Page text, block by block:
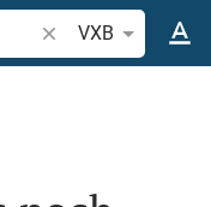
Bibelstelle oder
VXB